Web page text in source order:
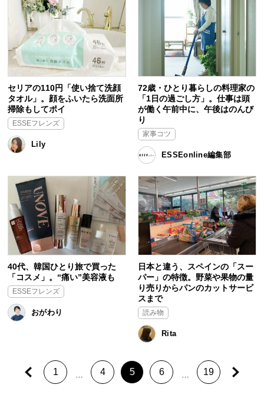
セリアの110円「使い捨て洗顔
タオル」。顔をふいたら洗面所
掃除もしてポイ
ESSEフレンズ
Lily
72歳・ひとり暮らしの料理家の
「1日の過ごし方」。仕事は頭
が働く午前中に、午後はのんび
り
家事コツ
ESSEonline編集部
40代、韓国ひとり旅で買った
「コスメ」。“痛い”美容液も
ESSEフレンズ
おがわり
日本と違う、スペインの「スー
パー」の特徴。野菜や果物の量
り売りからパンのカットサービ
スまで
読み物
Rita
1 … 4 5 6 … 19